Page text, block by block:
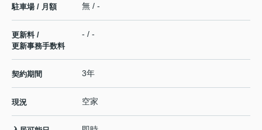
駐車場 / 月額 無 / -
更新料 /
更新事務手数料
- / -
契約期間 3年
現況 空家